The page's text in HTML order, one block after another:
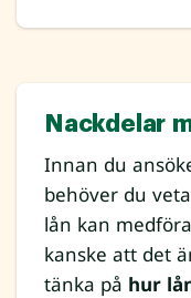
Nackdelar
Innan du
behöver du
lån kan
kanske att det
tänka på hur